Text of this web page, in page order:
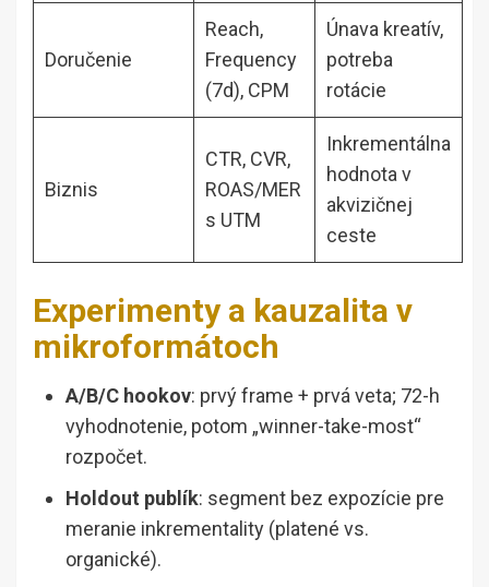
Doručenie
Reach,
Frequency
(7d), CPM
Únava kreatív,
potreba
rotácie
Biznis
CTR, CVR,
ROAS/MER
s UTM
Inkrementálna
hodnota v
akvizičnej
ceste
Experimenty a kauzalita v
mikroformátoch
A/B/C hookov: prvý frame + prvá veta; 72-h
vyhodnotenie, potom „winner-take-most“
rozpočet.
Holdout publík: segment bez expozície pre
meranie inkrementality (platené vs.
organické).